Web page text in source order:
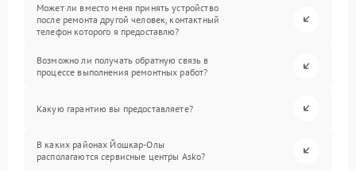
Может ли вместо меня принять устройство
после ремонта другой человек, контактный
телефон которого я предоставлю?
Возможно ли получать обратную связь в
процессе выполнения ремонтных работ?
Какую гарантию вы предоставляете?
В каких районах Йошкар-Олы
располагаются сервисные центры Asko?